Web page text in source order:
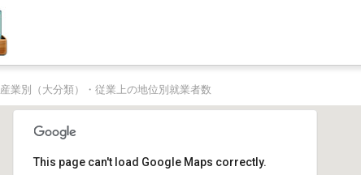
産業別（大分類）・従業上の地位別就業者数
This page can't load Google Maps correctly.